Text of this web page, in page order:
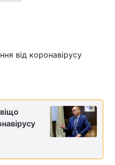
від коронавірусу